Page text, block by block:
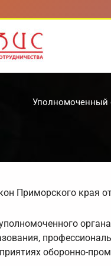
Уполномоченный
Приморского края
оборонно-